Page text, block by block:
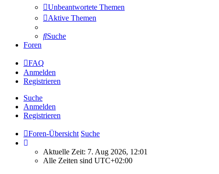
Unbeantwortete Themen
Aktive Themen
Suche
Foren
FAQ
Anmelden
Registrieren
Suche
Anmelden
Registrieren
Foren-Übersicht Suche
Aktuelle Zeit: 7. Aug 2026, 12:01
Alle Zeiten sind UTC+02:00